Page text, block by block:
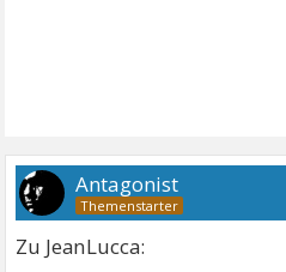
Antagonist
Zu JeanLucca: